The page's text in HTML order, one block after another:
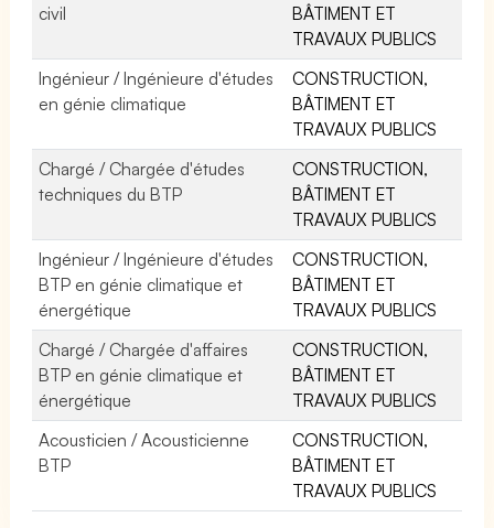
civil
BÂTIMENT ET
TRAVAUX PUBLICS
Ingénieur / Ingénieure d'études
en génie climatique
CONSTRUCTION,
BÂTIMENT ET
TRAVAUX PUBLICS
Chargé / Chargée d'études
techniques du BTP
CONSTRUCTION,
BÂTIMENT ET
TRAVAUX PUBLICS
Ingénieur / Ingénieure d'études
BTP en génie climatique et
énergétique
CONSTRUCTION,
BÂTIMENT ET
TRAVAUX PUBLICS
Chargé / Chargée d'affaires
BTP en génie climatique et
énergétique
CONSTRUCTION,
BÂTIMENT ET
TRAVAUX PUBLICS
Acousticien / Acousticienne
BTP
CONSTRUCTION,
BÂTIMENT ET
TRAVAUX PUBLICS